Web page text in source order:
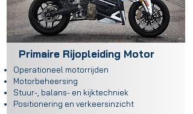
Primaire Rijopleiding Motor
Operationeel motorrijden
Motorbeheersing
Stuur-, balans- en kijktechniek
Positionering en verkeersinzicht